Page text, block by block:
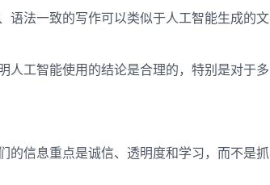
语法一致的写作可以类似于人工智能生成的文
人工智能使用的结论是合理的，特别是对于多
的信息重点是诚信、透明度和学习，而不是抓